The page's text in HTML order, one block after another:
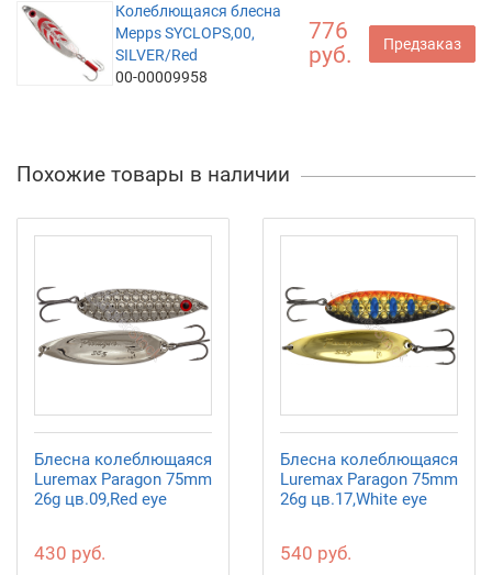
Колеблющаяся блесна
Mepps SYCLOPS,00,
SILVER/Red
00-00009958
776
руб.
Предзаказ
Похожие товары в наличии
Блесна колеблющаяся
Luremax Paragon 75mm
26g цв.09,Red eye
430 руб.
Блесна колеблющаяся
Luremax Paragon 75mm
26g цв.17,White eye
540 руб.